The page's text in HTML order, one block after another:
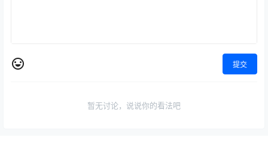
提交
暂无讨论，说说你的看法吧